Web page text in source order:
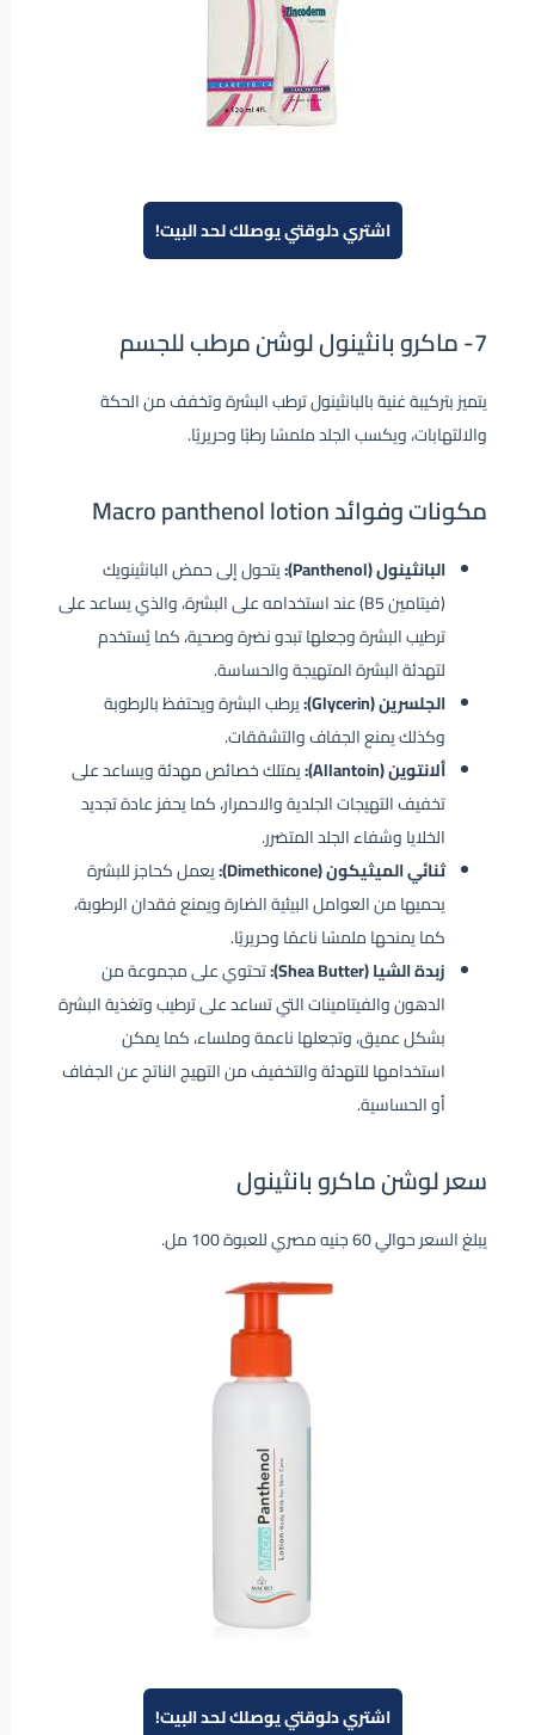
اشتري دلوقتي يوصلك لحد البيت!
7- ماكرو بانثينول لوشن مرطب للجسم
يتميز بتركيبة غنية بالبانثينول ترطب البشرة وتخفف من الحكة
والالتهابات، ويكسب الجلد ملمسًا رطبًا وحريريًا.
مكونات وفوائد Macro panthenol lotion
البانثينول (Panthenol):
يتحول إلى حمض البانثينويك
(فيتامين B5) عند استخدامه على البشرة، والذي يساعد على
ترطيب البشرة وجعلها تبدو نضرة وصحية، كما يُستخدم
لتهدئة البشرة المتهيجة والحساسة.
الجلسرين (Glycerin):
يرطب البشرة ويحتفظ بالرطوبة
وكذلك يمنع الجفاف والتشققات.
ألانتوين (Allantoin):
يمتلك خصائص مهدئة ويساعد على
تخفيف التهيجات الجلدية والاحمرار، كما يحفز عادة تجديد
الخلايا وشفاء الجلد المتضرر.
ثنائي الميثيكون (Dimethicone):
يعمل كحاجز للبشرة
يحميها من العوامل البيئية الضارة ويمنع فقدان الرطوبة،
كما يمنحها ملمسًا ناعمًا وحريريًا.
زبدة الشيا (Shea Butter):
تحتوي على مجموعة من
الدهون والفيتامينات التي تساعد على ترطيب وتغذية البشرة
بشكل عميق، وتجعلها ناعمة وملساء، كما يمكن
استخدامها للتهدئة والتخفيف من التهيج الناتج عن الجفاف
أو الحساسية.
سعر لوشن ماكرو بانثينول
يبلغ السعر حوالي 60 جنيه مصري للعبوة 100 مل.
اشتري دلوقتي يوصلك لحد البيت!